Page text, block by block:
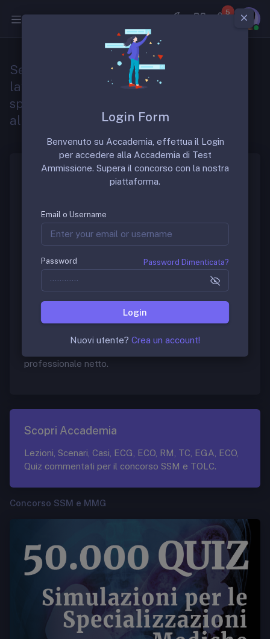
5
Se ricevo compensi per le attività
lavorative permesse al di fuori della
specializzazione devo versare la quota B
all’ENPAM?
libero professionale, questo tipo di attività è quella
tipica dei professionisti titolari di partita IVA, quindi le
ricevute per prestazioni occasionali, secondo
un’interpretazione della normativa vigente, non
rientrano in questo ambito e non vanno pertanto
dichiarate ai fini della quota B.
Nel caso in cui il medico in formazione specialistica
svolga attività prevista dal contratto il versamento
della Quota B, in riferimento ai redditi prodotti
professionale netto.
Scopri Accademia
Lezioni, Scenari, Casi, ECG, ECO, RM, TC, EGA, ECO,
Quiz commentati per il concorso SSM e TOLC.
Concorso SSM e MMG
Login Form
Benvenuto su Accademia, effettua il Login
per accedere alla Accademia di Test
Ammissione. Supera il concorso con la nostra
piattaforma.
Email o Username
Password Password Dimenticata?
Login
Nuovi utente? Crea un account!